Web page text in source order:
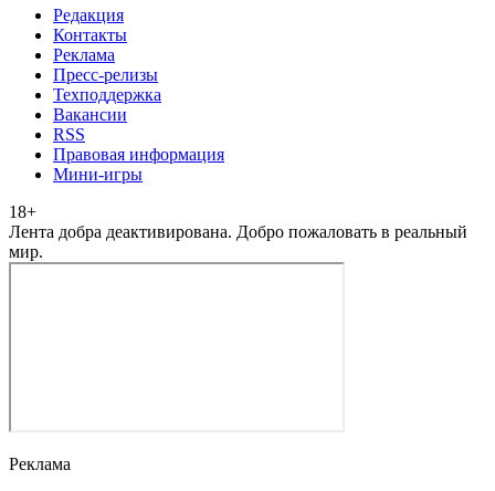
Редакция
Контакты
Реклама
Пресс-релизы
Техподдержка
Вакансии
RSS
Правовая информация
Мини-игры
18+
Лента добра деактивирована. Добро пожаловать в реальный
мир.
Реклама